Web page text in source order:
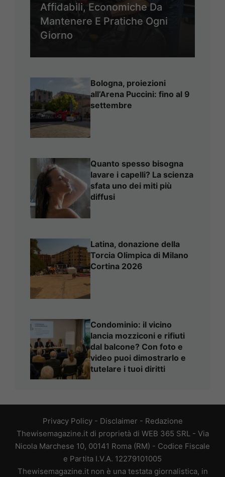
Affidabili, Economiche Da
Mantenere E Pratiche Ogni
Giorno
Bologna, proiezioni
all’Arena Puccini: fino al 9
settembre
Quanto spesso bisogna
lavare i capelli? La scienza
sfata uno dei miti più
diffusi
Latina, donazione della
Torcia Olimpica di Milano
Cortina 2026
Condominio: il vicino
lancia mozziconi e rifiuti
dal balcone? Con foto e
video puoi dimostrarlo e
tutelare i tuoi diritti
Privacy Policy- Disclaimer - Redazione
Thewisemagazine.it di proprietà di WEB 365 SRL - Via
Nicola Marchese 10, 00141 Roma (RM) - Codice Fiscale
e Partita I.V.A. 12279101005
Thewisemagazine.it non è una testata giornalistica, in